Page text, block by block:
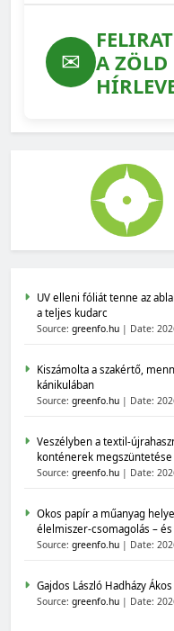
✉
A
UV elleni fóliát tenne az
a teljes kudarc
Source: greenfo.hu Date:
Kiszámolta a szakértő,
kánikulában
Source: greenfo.hu Date:
Veszélyben a textil-
konténerek
Source: greenfo.hu Date:
Okos papír a műanyag
élelmiszer-csomagolás – és
Source: greenfo.hu Date:
Gajdos László Hadházy
Source: greenfo.hu Date: